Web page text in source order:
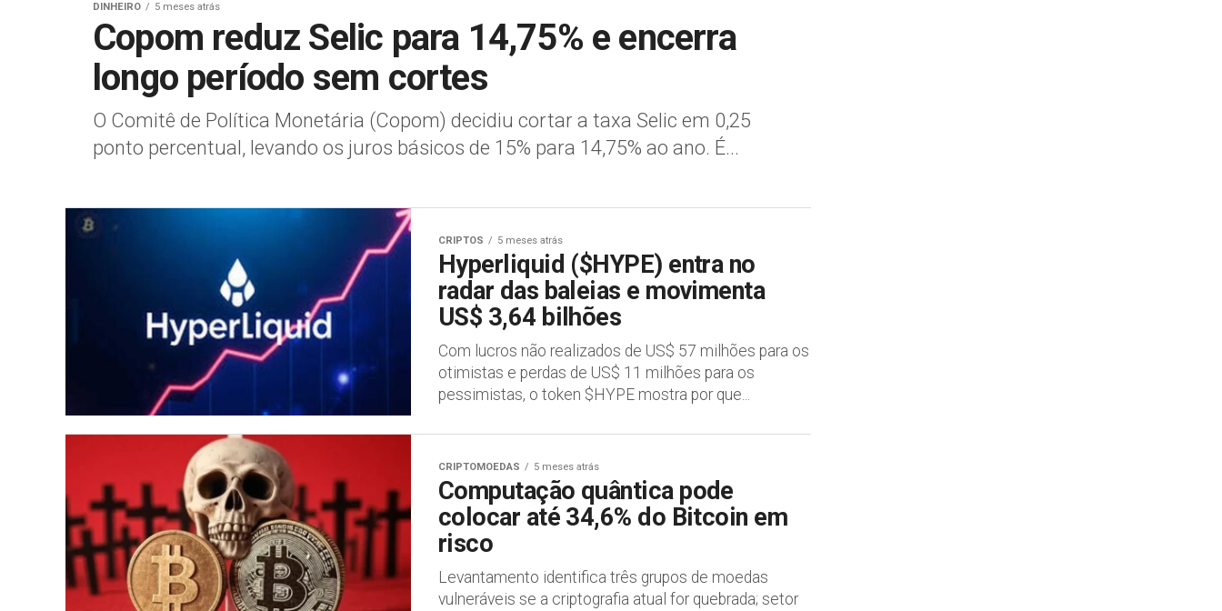
DINHEIRO 5 meses atrás
Copom reduz Selic para 14,75% e encerra
longo período sem cortes
O Comitê de Política Monetária (Copom) decidiu cortar a taxa Selic em 0,25
ponto percentual, levando os juros básicos de 15% para 14,75% ao ano. É...
CRIPTOS 5 meses atrás
Hyperliquid ($HYPE) entra no
radar das baleias e movimenta
US$ 3,64 bilhões
Com lucros não realizados de US$ 57 milhões para os
otimistas e perdas de US$ 11 milhões para os
pessimistas, o token $HYPE mostra por que...
CRIPTOMOEDAS 5 meses atrás
Computação quântica pode
colocar até 34,6% do Bitcoin em
risco
Levantamento identifica três grupos de moedas
vulneráveis se a criptografia atual for quebrada; setor